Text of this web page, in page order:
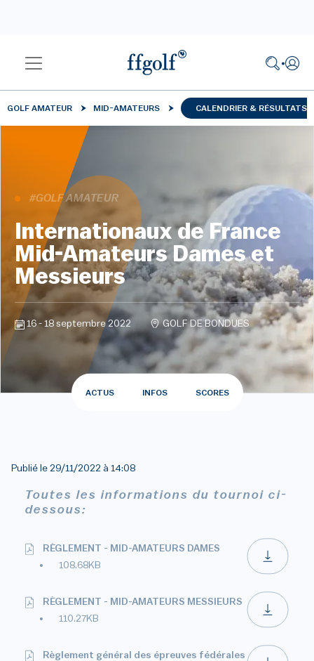
GOLF AMATEUR MID-AMATEURS CALENDRIER & RÉSULTATS
#GOLF AMATEUR
Internationaux de France
Mid-Amateurs Dames et
Messieurs
16 - 18 septembre 2022 GOLF DE BONDUES
ACTUS INFOS SCORES
Publié le 29/11/2022 à 14:08
Toutes les informations du tournoi ci-
dessous:
RÈGLEMENT - MID-AMATEURS DAMES
108.68KB
RÈGLEMENT - MID-AMATEURS MESSIEURS
110.27KB
Règlement général des épreuves fédérales